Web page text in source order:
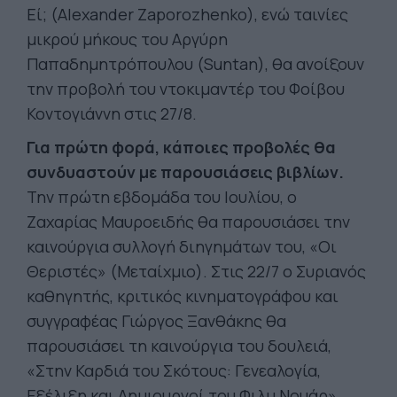
Εί; (Alexander Zaporozhenko), ενώ ταινίες
μικρού μήκους του Αργύρη
Παπαδημητρόπουλου (Suntan), θα ανοίξουν
την προβολή του ντοκιμαντέρ του Φοίβου
Κοντογιάννη στις 27/8.
Για πρώτη φορά, κάποιες προβολές θα
συνδυαστούν με παρουσιάσεις βιβλίων.
Την πρώτη εβδομάδα του Ιουλίου, ο
Ζαχαρίας Μαυροειδής θα παρουσιάσει την
καινούργια συλλογή διηγημάτων του, «Οι
Θεριστές» (Μεταίχμιο). Στις 22/7 ο Συριανός
καθηγητής, κριτικός κινηματογράφου και
συγγραφέας Γιώργος Ξανθάκης θα
παρουσιάσει τη καινούργια του δουλειά,
«Στην Καρδιά του Σκότους: Γενεαλογία,